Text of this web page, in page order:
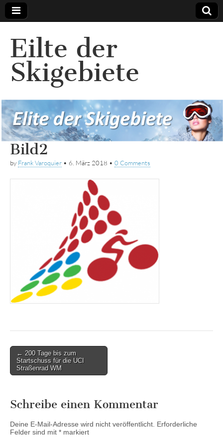
Eilte der
Skigebiete
Bild2
by Frank Varoquier • 6. März 2018 • 0 Comments
Post
navigation
← 200 Tage bis zum
Startschuss für die UCI
Straßenrad WM
Schreibe einen Kommentar
Deine E-Mail-Adresse wird nicht veröffentlicht. Erforderliche
Felder sind mit * markiert